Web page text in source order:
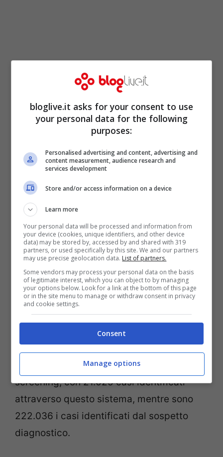
Bollettino Covid-19 12 luglio (Getty Images)
guaritidall’inizio della pandemia sono
194.928su 243.061 casi totali riscontrati;
poco più di 13mila (13.179) gli attualmente
positivi, con12.335 in isolamento
. I tamponi effettuati sono
5.938.811 dall’inizio del coronavirus in
Italia. Sta funzionando anche l’attività di
screening, con 21.025 casi identificati
attraverso questo sistema, mentre sono
222.036 i casi identificati dal sospetto
diagnostico.
bloglive.it asks for your consent to use
your personal data for the following
purposes:
Personalised advertising and content, advertising and
content measurement, audience research and
services development
Store and/or access information on a device
Learn more
Your personal data will be processed and information from
your device (cookies, unique identifiers, and other device
data) may be stored by, accessed by and shared with 319
partners, or used specifically by this site. We and our partners
may use precise geolocation data. List of partners.
Some vendors may process your personal data on the basis
of legitimate interest, which you can object to by managing
your options below. Look for a link at the bottom of this page
or in the site menu to manage or withdraw consent in privacy
and cookie settings.
Consent
Manage options